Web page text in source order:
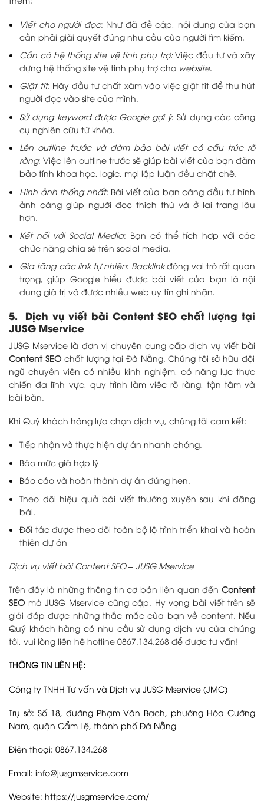
Viết cho người đọc: Như đã đề cập, nội dung của bạn
cần phải giải quyết đúng nhu cầu của người tìm kiếm.
Cần có hệ thống site vệ tinh phụ trợ:Việc đầu tư và xây
dựng hệ thống site vệ tinh phụ trợ cho website.
Giật tít: Hãy đầu tư chất xám vào việc giật tít để thu hút
người đọc vào site của mình.
Sử dụng keyword được Google gợi ý: Sử dụng các công
cụ nghiên cứu từ khóa.
Lên outline trước và đảm bảo bài viết có cấu trúc rõ
ràng: Việc lên outline trước sẽ giúp bài viết của bạn đảm
bảo tính khoa học, logic, mọi lập luận đều chặt chẽ.
Hình ảnh thống nhất: Bài viết của bạn càng đầu tư hình
ảnh càng giúp người đọc thích thú và ở lại trang lâu
hơn.
Kết nối với Social Media: Bạn có thể tích hợp với các
chức năng chia sẻ trên social media.
Gia tăng các link tự nhiên: Backlinkđóng vai trò rất quan
trọng, giúp Google hiểu được bài viết của bạn là nội
dung giá trị và được nhiều web uy tín ghi nhận.
5. Dịch vụ viết bài Content SEO chất lượng tại
JUSG Mservice
JUSG Mservice là đơn vị chuyên cung cấp dịch vụ viết bài
Content SEOchất lượng tại Đà Nẵng. Chúng tôi sở hữu đội
ngũ chuyên viên có nhiều kinh nghiệm, có năng lực thực
chiến đa lĩnh vực, quy trình làm việc rõ ràng, tận tâm và
bài bản.
Khi Quý khách hàng lựa chọn dịch vụ, chúng tôi cam kết:
Tiếp nhận và thực hiện dự án nhanh chóng.
Báo mức giá hợp lý
Báo cáo và hoàn thành dự án đúng hẹn.
Theo dõi hiệu quả bài viết thường xuyên sau khi đăng
bài.
Đối tác được theo dõi toàn bộ lộ trình triển khai và hoàn
thiện dự án
Dịch vụ viết bài Content SEO – JUSG Mservice
Trên đây là những thông tin cơ bản liên quan đến Content
SEO mà JUSG Mservice cũng cập. Hy vọng bài viết trên sẽ
giải đáp được những thắc mắc của bạn về content. Nếu
Quý khách hàng có nhu cầu sử dụng dịch vụ của chúng
tôi, vui lòng liên hệ hotline 0867.134.268 để được tư vấn!
THÔNG TIN LIÊN HỆ:
Công ty TNHH Tư vấn và Dịch vụ JUSG Mservice (JMC)
Trụ sở: Số 18, đường Phạm Văn Bạch, phường Hòa Cường
Nam, quận Cẩm Lệ, thành phố Đà Nẵng
Điện thoại: 0867.134.268
Email: info@jusgmservice.com
Website: https://jusgmservice.com/